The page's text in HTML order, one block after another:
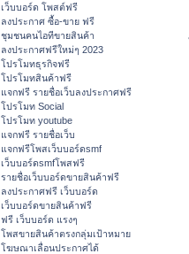
เว็บบอร์ด โพสต์ฟรี
ลงประกาศ ซื้อ-ขาย ฟรี
ชุมชนคนไอทีขายสินค้า
ลงประกาศฟรีใหม่ๆ 2023
โปรโมทธุรกิจฟรี
โปรโมทสินค้าฟรี
แจกฟรี รายชื่อเว็บลงประกาศฟรี
โปรโมท Social
โปรโมท youtube
แจกฟรี รายชื่อเว็บ
แจกฟรีโพสเว็บบอร์ดsmf
เว็บบอร์ดsmfโพสฟรี
รายชื่อเว็บบอร์ดขายสินค้าฟรี
ลงประกาศฟรี เว็บบอร์ด
เว็บบอร์ดขายสินค้าฟรี
ฟรี เว็บบอร์ด แรงๆ
โพสขายสินค้าตรงกลุ่มเป้าหมาย
โฆษณาเลื่อนประกาศได้